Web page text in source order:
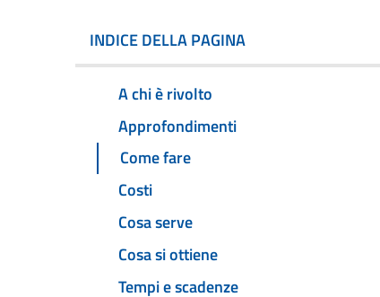
INDICE DELLA PAGINA
A chi è rivolto
Approfondimenti
Come fare
Costi
Cosa serve
Cosa si ottiene
Tempi e scadenze